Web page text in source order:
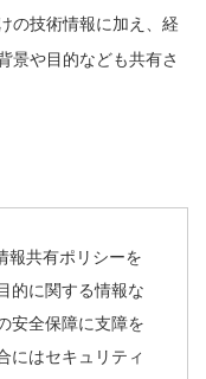
の技術情報に加え、経
景や目的なども共有さ
報共有ポリシーを
的に関する情報な
安全保障に支障を
にはセキュリティ